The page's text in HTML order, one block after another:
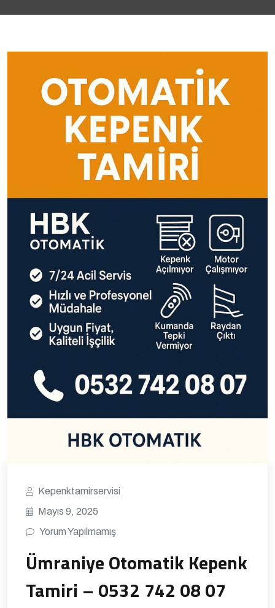
Kepenktamirservisi
Mayıs 9, 2025
Yorum Yapılmamış
Ümraniye Otomatik Kepenk
Tamiri – 0532 742 08 07